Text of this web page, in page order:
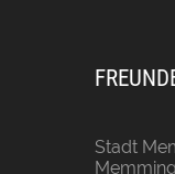
Stadt